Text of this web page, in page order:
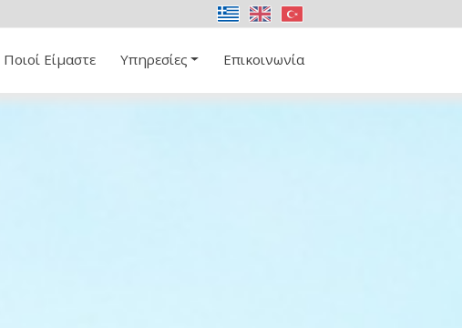
Ποιοί Είμαστε Υπηρεσίες Επικοινωνία